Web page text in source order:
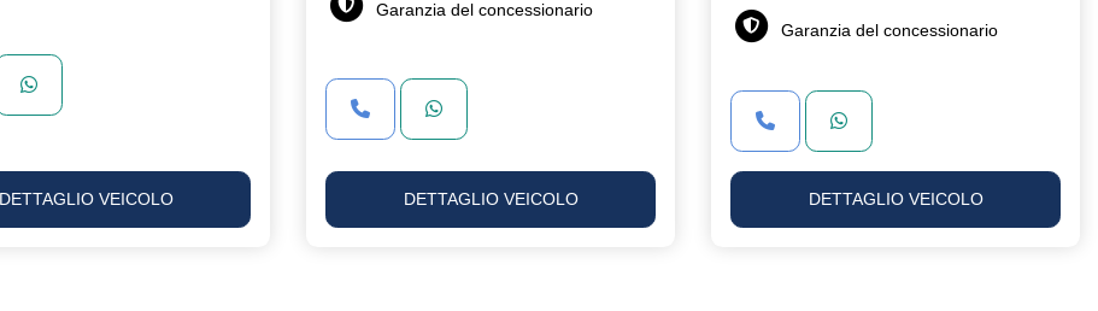
DETTAGLIO VEICOLO
Garanzia del concessionario
DETTAGLIO VEICOLO
Garanzia del concessionario
DETTAGLIO VEICOLO